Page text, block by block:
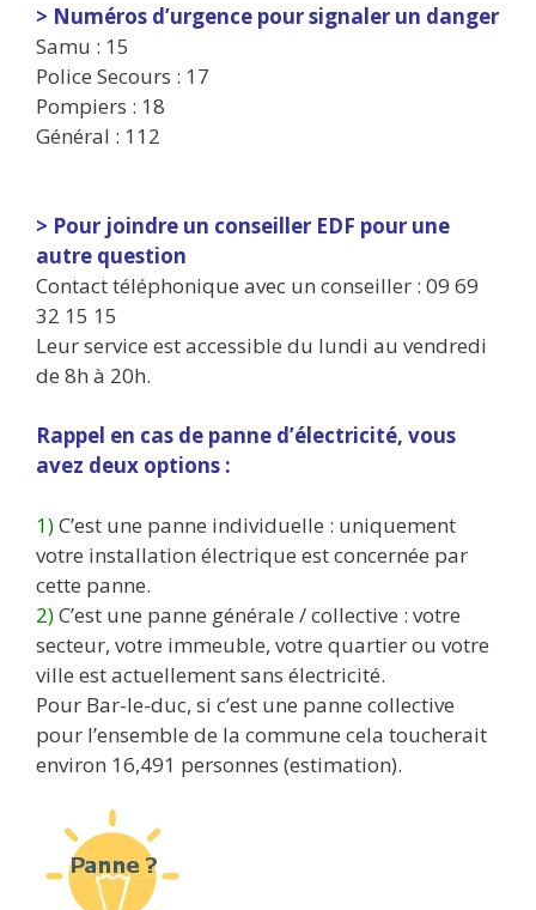
> Numéros d’urgence pour signaler un danger
Samu : 15
Police Secours : 17
Pompiers : 18
Général : 112
> Pour joindre un conseiller EDF pour une
autre question
Contact téléphonique avec un conseiller : 09 69
32 15 15
Leur service est accessible du lundi au vendredi
de 8h à 20h.
Rappel en cas de panne d’électricité, vous
avez deux options :
1)C’est une panne individuelle : uniquement
votre installation électrique est concernée par
cette panne.
2)C’est une panne générale / collective : votre
secteur, votre immeuble, votre quartier ou votre
ville est actuellement sans électricité.
Pour Bar-le-duc, si c’est une panne collective
pour l’ensemble de la commune cela toucherait
environ 16,491 personnes (estimation).